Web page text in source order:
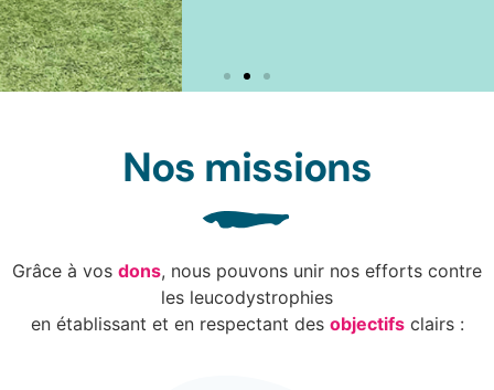
METS TES
BASKETS
Nos missions
Grâce à vos dons, nous pouvons unir nos efforts contre
les leucodystrophies
en établissant et en respectant des objectifsclairs :